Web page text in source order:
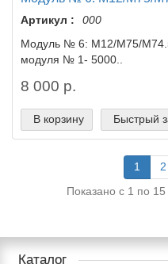
Артикул :
000
Модуль № 6: M12/М75/
модуля № 1- 5000..
8 000 р.
В корзину Быстрый
1 2
Показано с 1 по 15
Каталог